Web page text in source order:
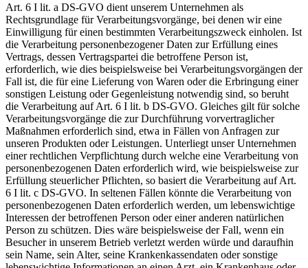
Art. 6 I lit. a DS-GVO dient unserem Unternehmen als
Rechtsgrundlage für Verarbeitungsvorgänge, bei denen wir eine
Einwilligung für einen bestimmten Verarbeitungszweck einholen. Ist
die Verarbeitung personenbezogener Daten zur Erfüllung eines
Vertrags, dessen Vertragspartei die betroffene Person ist,
erforderlich, wie dies beispielsweise bei Verarbeitungsvorgängen der
Fall ist, die für eine Lieferung von Waren oder die Erbringung einer
sonstigen Leistung oder Gegenleistung notwendig sind, so beruht
die Verarbeitung auf Art. 6 I lit. b DS-GVO. Gleiches gilt für solche
Verarbeitungsvorgänge die zur Durchführung vorvertraglicher
Maßnahmen erforderlich sind, etwa in Fällen von Anfragen zur
unseren Produkten oder Leistungen. Unterliegt unser Unternehmen
einer rechtlichen Verpflichtung durch welche eine Verarbeitung von
personenbezogenen Daten erforderlich wird, wie beispielsweise zur
Erfüllung steuerlicher Pflichten, so basiert die Verarbeitung auf Art.
6 I lit. c DS-GVO. In seltenen Fällen könnte die Verarbeitung von
personenbezogenen Daten erforderlich werden, um lebenswichtige
Interessen der betroffenen Person oder einer anderen natürlichen
Person zu schützen. Dies wäre beispielsweise der Fall, wenn ein
Besucher in unserem Betrieb verletzt werden würde und daraufhin
sein Name, sein Alter, seine Krankenkassendaten oder sonstige